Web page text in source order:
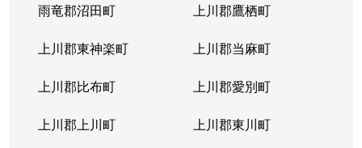
雨竜郡沼田町 上川郡鷹栖町
上川郡東神楽町 上川郡当麻町
上川郡比布町 上川郡愛別町
上川郡上川町 上川郡東川町